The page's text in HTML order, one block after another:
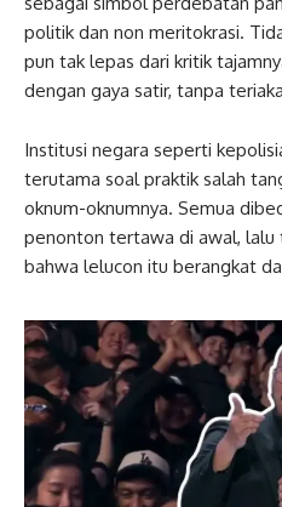
politik dan non meritokrasi.
pun tak lepas dari kritik
dengan gaya satir, tanpa
Institusi negara seperti
terutama soal praktik salah
oknum-oknumnya. Semua
penonton tertawa di awal, lalu
bahwa lelucon itu berangkat